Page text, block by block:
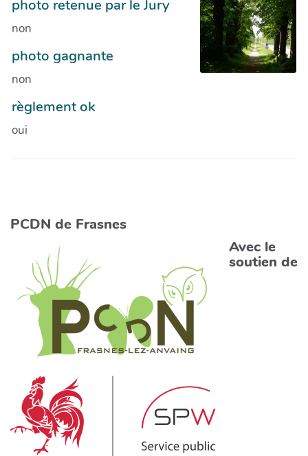
photo retenue par le Jury
non
photo gagnante
non
règlement ok
oui
PCDN de Frasnes
Avec le
soutien de